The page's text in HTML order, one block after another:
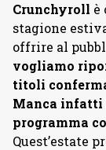
Crunchyroll è
stagione
offrire al
vogliamo
titoli
Manca infatti
programma
Quest’estate